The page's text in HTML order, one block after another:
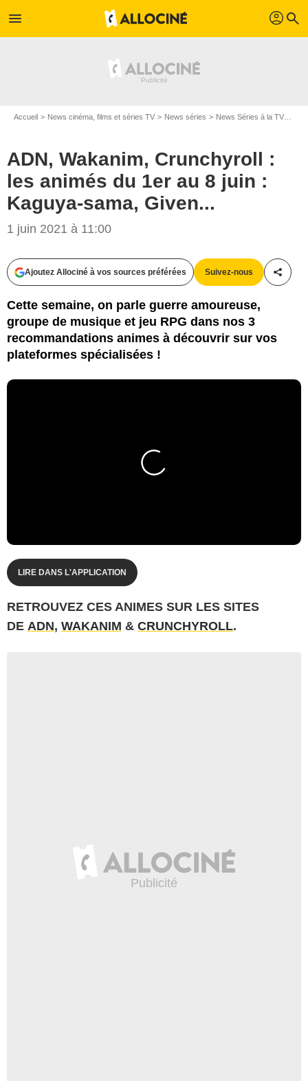
menu profil search
Accueil News cinéma, films et séries TV News séries News Séries à la TV
ADN, Wakanim, Crunchyroll :
les animés du 1er au 8 juin :
Kaguya-sama, Given...
1 juin 2021 à 11:00
Ajoutez Allociné à vos sources préférées Suivez-nous
Cette semaine, on parle guerre amoureuse,
groupe de musique et jeu RPG dans nos 3
recommandations animes à découvrir sur vos
plateformes spécialisées !
LIRE DANS L'APPLICATION
RETROUVEZ CES ANIMES SUR LES SITES
DE ADN, WAKANIM & CRUNCHYROLL.